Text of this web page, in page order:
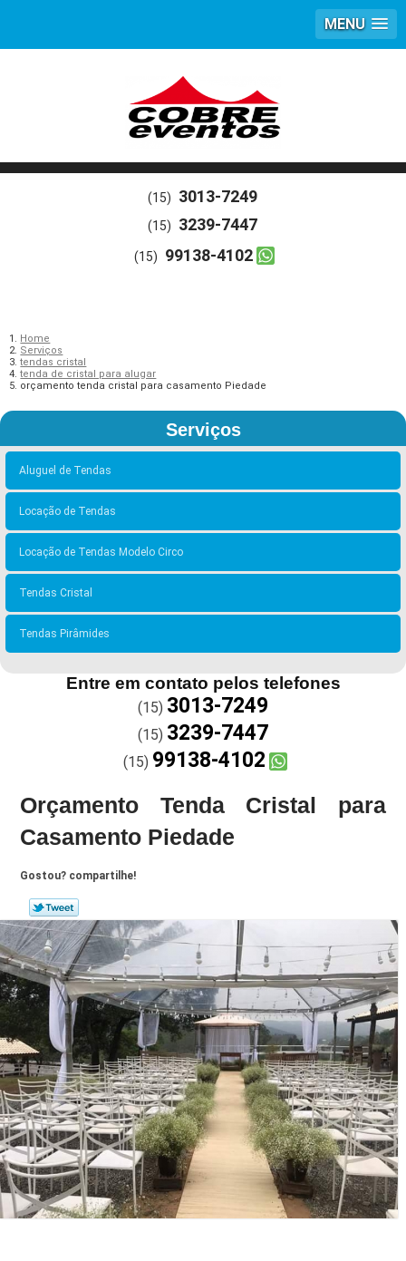
MENU
(15) 3013-7249
(15) 3239-7447
(15) 99138-4102
Home
Serviços
tendas cristal
tenda de cristal para alugar
orçamento tenda cristal para casamento Piedade
Serviços
Aluguel de Tendas
Locação de Tendas
Locação de Tendas Modelo Circo
Tendas Cristal
Tendas Pirâmides
Entre em contato pelos telefones
(15) 3013-7249
(15) 3239-7447
(15) 99138-4102
Orçamento Tenda Cristal para
Casamento Piedade
Gostou? compartilhe!